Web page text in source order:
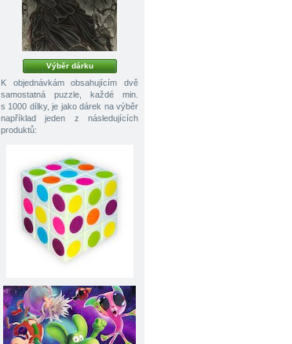
Výběr dárku
K objednávkám obsahujícím dvě
samostatná puzzle, každé min.
s 1000 dílky, je jako dárek na výběr
například jeden z následujících
produktů: